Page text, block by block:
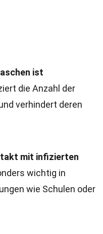
ist
die Anzahl der
verhindert deren
mit infizierten
wichtig in
wie Schulen oder